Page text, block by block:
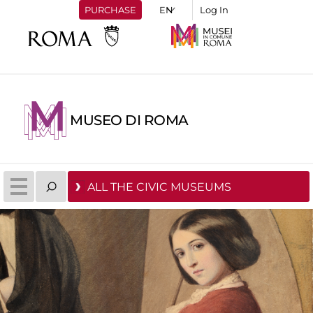
PURCHASE Log In
MUSEO DI ROMA
ALL THE CIVIC MUSEUMS